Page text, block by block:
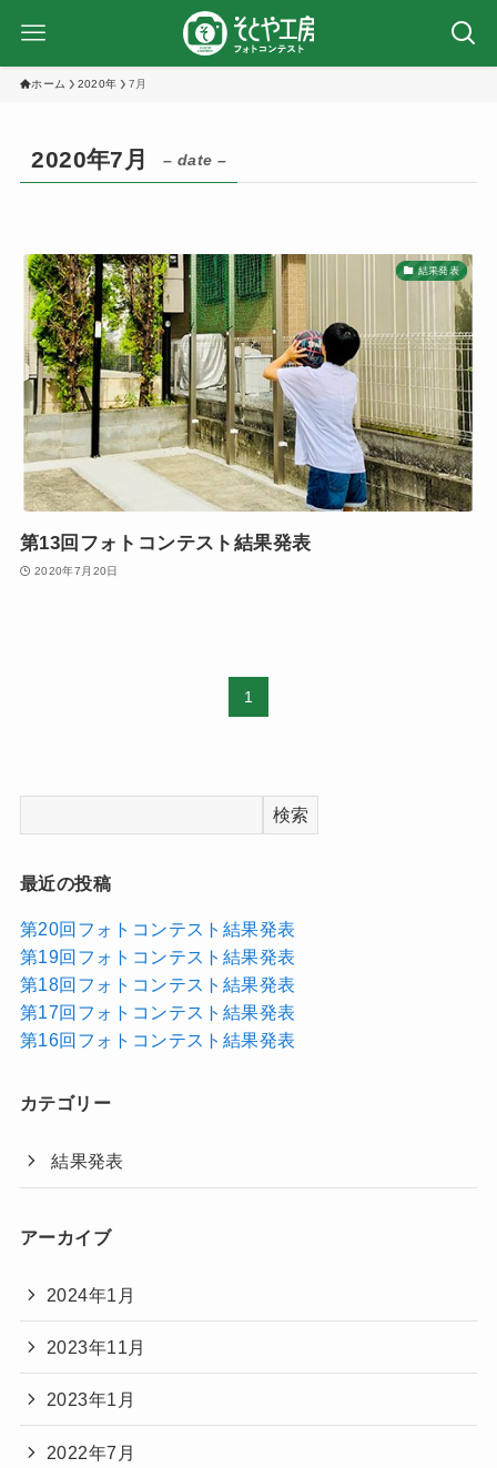
ホーム 2020年 7月
2020年7月 – date –
結果発表
第13回フォトコンテスト結果発表
2020年7月20日
1
検索
最近の投稿
第20回フォトコンテスト結果発表
第19回フォトコンテスト結果発表
第18回フォトコンテスト結果発表
第17回フォトコンテスト結果発表
第16回フォトコンテスト結果発表
カテゴリー
結果発表
アーカイブ
2024年1月
2023年11月
2023年1月
2022年7月